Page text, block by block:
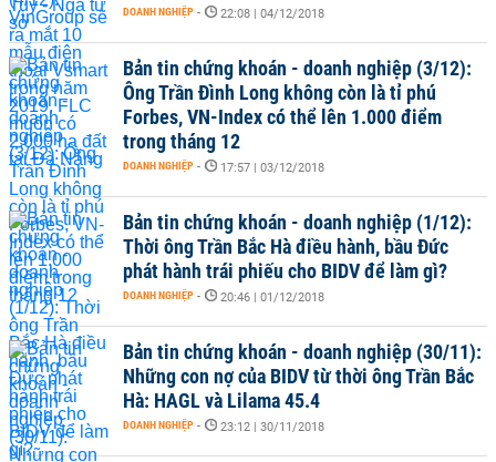
DOANH NGHIỆP - 22:08 | 04/12/2018
Bản tin chứng khoán - doanh nghiệp (3/12):
Ông Trần Đình Long không còn là tỉ phú
Forbes, VN-Index có thể lên 1.000 điểm
trong tháng 12
DOANH NGHIỆP - 17:57 | 03/12/2018
Bản tin chứng khoán - doanh nghiệp (1/12):
Thời ông Trần Bắc Hà điều hành, bầu Đức
phát hành trái phiếu cho BIDV để làm gì?
DOANH NGHIỆP - 20:46 | 01/12/2018
Bản tin chứng khoán - doanh nghiệp (30/11):
Những con nợ của BIDV từ thời ông Trần Bắc
Hà: HAGL và Lilama 45.4
DOANH NGHIỆP - 23:12 | 30/11/2018